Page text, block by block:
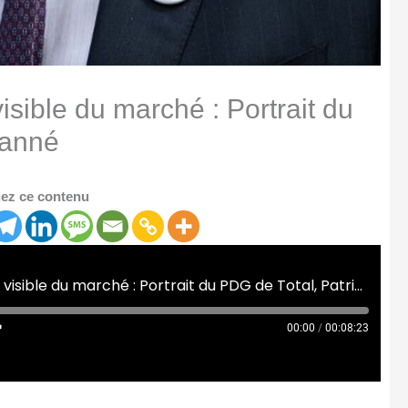
du marché : Portrait du
ce contenu
[Café Campus] Les mains visible du marché : Portrait du PDG de Total, Patrick Pouyanné
00:00 / 00:08:23